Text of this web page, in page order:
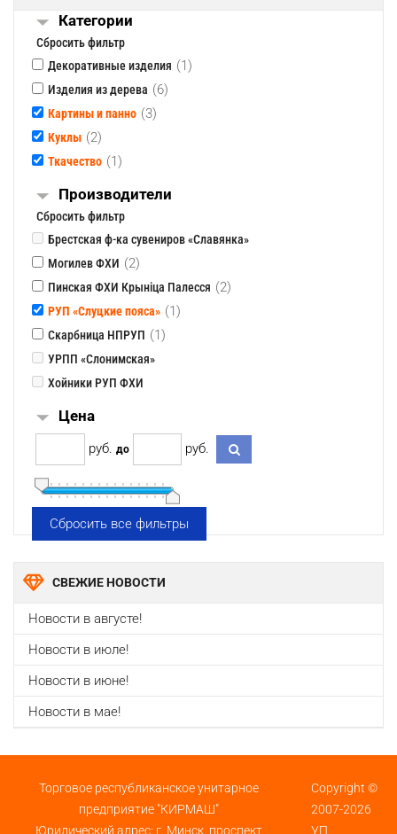
Категории
Сбросить фильтр
Декоративные изделия (1)
Изделия из дерева (6)
Картины и панно (3)
Куклы (2)
Ткачество (1)
Производители
Сбросить фильтр
Брестская ф-ка сувениров «Славянка»
Могилев ФХИ (2)
Пинская ФХИ Крынiца Палесся (2)
РУП «Слуцкие пояса» (1)
Скарбница НПРУП (1)
УРПП «Слонимская»
Хойники РУП ФХИ
Цена
pуб. до pуб.
Сбросить все фильтры
СВЕЖИЕ НОВОСТИ
Новости в августе!
Новости в июле!
Новости в июне!
Новости в мае!
Торговое республиканское унитарное
предприятие "КИРМАШ"
Юридический адрес: г. Минск, проспект
Copyright ©
2007-2026
УП